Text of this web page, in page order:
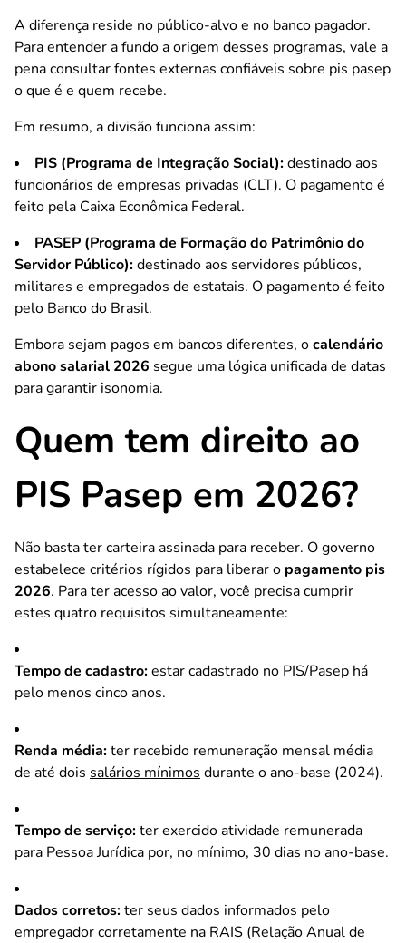
A diferença reside no público-alvo e no banco pagador.
Para entender a fundo a origem desses programas, vale a
pena consultar fontes externas confiáveis sobre pis pasep
o que é e quem recebe.
Em resumo, a divisão funciona assim:
PIS (Programa de Integração Social):destinado aos
funcionários de empresas privadas (CLT). O pagamento é
feito pela Caixa Econômica Federal.
PASEP (Programa de Formação do Patrimônio do
Servidor Público):destinado aos servidores públicos,
militares e empregados de estatais. O pagamento é feito
pelo Banco do Brasil.
Embora sejam pagos em bancos diferentes, ocalendário
abono salarial 2026 segue uma lógica unificada de datas
para garantir isonomia.
Quem tem direito ao
PIS Pasep em 2026?
Não basta ter carteira assinada para receber. O governo
estabelece critérios rígidos para liberar o pagamento pis
2026. Para ter acesso ao valor, você precisa cumprir
estes quatro requisitos simultaneamente:
Tempo de cadastro:estar cadastrado no PIS/Pasep há
pelo menos cinco anos.
Renda média:ter recebido remuneração mensal média
de até dois salários mínimos durante o ano-base (2024).
Tempo de serviço:ter exercido atividade remunerada
para Pessoa Jurídica por, no mínimo, 30 dias no ano-base.
Dados corretos:ter seus dados informados pelo
empregador corretamente na RAIS (Relação Anual de